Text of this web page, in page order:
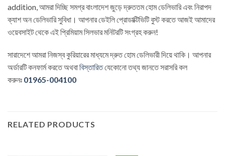
addition, আমরা দিচ্ছি সমগ্র বাংলাদেশ জুড়ে দ্রুততম হোম ডেলিভারি এবং নিরাপদ
ক্যাশ অন ডেলিভারি সুবিধা। আপনার ডেইলি প্রোডাক্টিভিটি বুস্ট করতে আজই আমাদের
ওয়েবসাইট থেকে এই প্রিমিয়াম সিলভার মনিটরটি সংগ্রহ করুন!
সারাদেশে আমরা নিজস্ব কুরিয়ারের মাধ্যমে দ্রুত হোম ডেলিভারী দিয়ে থাকি। আপনার
অর্ডারটি কনফার্ম করতে অথবাবিস্তারিতযেকোনো তথ্য জানতে সরাসরি কল
করুনঃ 01965-004100
RELATED PRODUCTS